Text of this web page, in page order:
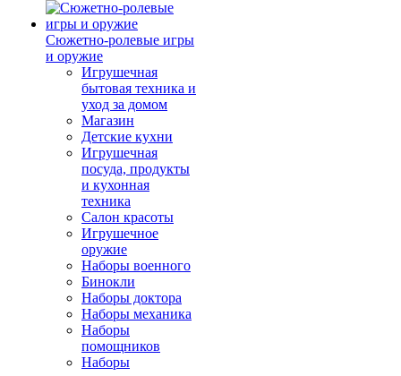
Сюжетно-ролевые игры
и оружие
Игрушечная
бытовая техника и
уход за домом
Магазин
Детские кухни
Игрушечная
посуда, продукты
и кухонная
техника
Салон красоты
Игрушечное
оружие
Наборы военного
Бинокли
Наборы доктора
Наборы механика
Наборы
помощников
Наборы